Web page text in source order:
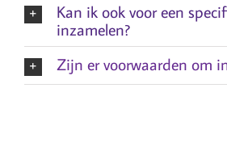
Kan ik ook voor een
inzamelen?
Zijn er voorwaarden om